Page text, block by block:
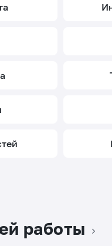
работы